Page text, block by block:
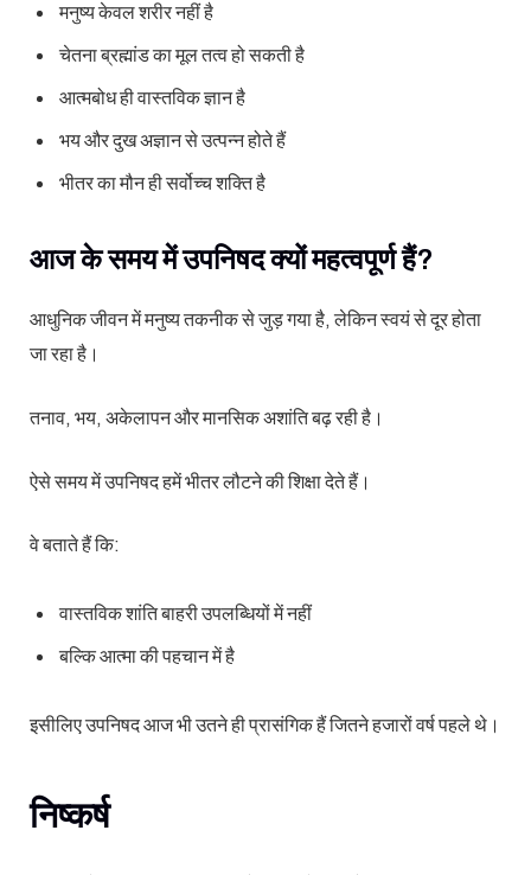
मनुष्य केवल शरीर नहीं है
चेतना ब्रह्मांड का मूल तत्व हो सकती है
आत्मबोध ही वास्तविक ज्ञान है
भय और दुख अज्ञान से उत्पन्न होते हैं
भीतर का मौन ही सर्वोच्च शक्ति है
आज के समय में उपनिषद क्यों महत्वपूर्ण हैं?
आधुनिक जीवन में मनुष्य तकनीक से जुड़ गया है, लेकिन स्वयं से दूर होता
जा रहा है।
तनाव, भय, अकेलापन और मानसिक अशांति बढ़ रही है।
ऐसे समय में उपनिषद हमें भीतर लौटने की शिक्षा देते हैं।
वे बताते हैं कि:
वास्तविक शांति बाहरी उपलब्धियों में नहीं
बल्कि आत्मा की पहचान में है
इसीलिए उपनिषद आज भी उतने ही प्रासंगिक हैं जितने हजारों वर्ष पहले थे।
निष्कर्ष